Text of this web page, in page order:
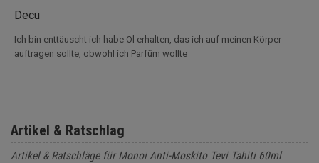
Decu
Ich bin enttäuscht ich habe Öl erhalten, das ich auf meinen Körper
auftragen sollte, obwohl ich Parfüm wollte
Artikel & Ratschlag
Artikel & Ratschläge für Monoi Anti-Moskito Tevi Tahiti 60ml